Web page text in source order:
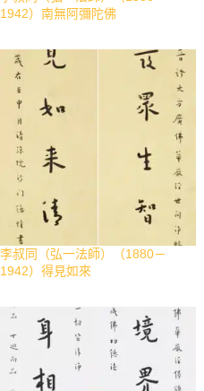
1942）南無阿彌陀佛
李叔同（弘一法師）（1880－
1942）得見如來